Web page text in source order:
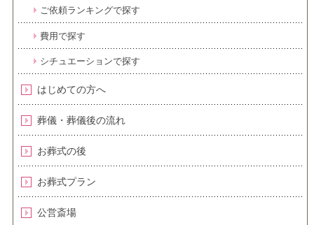
ご依頼ランキングで探す
費用で探す
シチュエーションで探す
はじめての方へ
葬儀・葬儀後の流れ
お葬式の後
お葬式プラン
公営斎場